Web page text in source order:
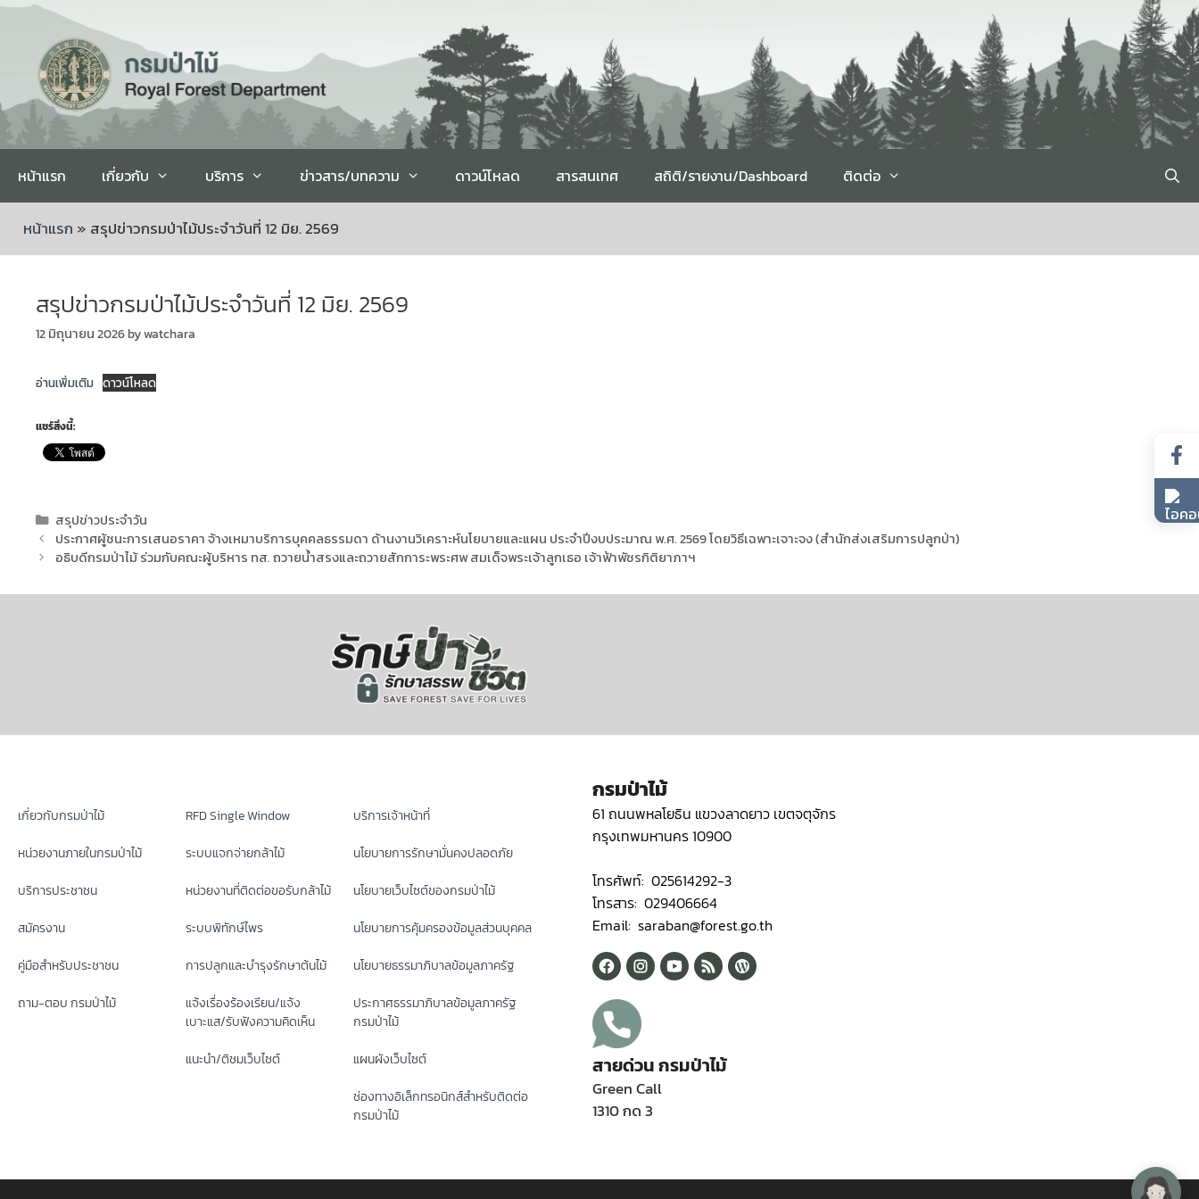
หน้าแรก เกี่ยวกับ บริการ ข่าวสาร/บทความ ดาวน์โหลด สารสนเทศ สถิติ/รายงาน/Dashboard ติดต่อ
หน้าแรก » สรุปข่าวกรมป่าไม้ประจำวันที่ 12 มิย. 2569
สรุปข่าวกรมป่าไม้ประจำวันที่ 12 มิย. 2569
12 มิถุนายน 2026bywatchara
อ่านเพิ่มเติม ดาวน์โหลด
แชร์สิ่งนี้:
สรุปข่าวประจำวัน
ประกาศผู้ชนะการเสนอราคา จ้างเหมาบริการบุคคลธรรมดา ด้านงานวิเคราะห์นโยบายและแผน ประจำปีงบประมาณ พ.ศ. 2569 โดยวิธีเฉพาะเจาะจง (สำนักส่งเสริมการปลูกป่า)
อธิบดีกรมป่าไม้ ร่วมกับคณะผู้บริหาร ทส. ถวายน้ำสรงและถวายสักการะพระศพ สมเด็จพระเจ้าลูกเธอ เจ้าฟ้าพัชรกิติยาภาฯ
เกี่ยวกับกรมป่าไม้
หน่วยงานภายในกรมป่าไม้
บริการประชาชน
สมัครงาน
คู่มือสำหรับประชาชน
ถาม-ตอบ กรมป่าไม้
RFD Single Window
ระบบแจกจ่ายกล้าไม้
หน่วยงานที่ติดต่อขอรับกล้าไม้
ระบบพิทักษ์ไพร
การปลูกและบำรุงรักษาต้นไม้
แจ้งเรื่องร้องเรียน/แจ้ง
เบาะแส/รับฟังความคิดเห็น
แนะนำ/ติชมเว็บไซต์
บริการเจ้าหน้าที่
นโยบายการรักษามั่นคงปลอดภัย
นโยบายเว็บไซต์ของกรมป่าไม้
นโยบายการคุ้มครองข้อมูลส่วนบุคคล
นโยบายธรรมาภิบาลข้อมูลภาครัฐ
ประกาศธรรมาภิบาลข้อมูลภาครัฐ
กรมป่าไม้
แผนผังเว็บไซต์
ช่องทางอิเล็กทรอนิกส์สำหรับติดต่อ
กรมป่าไม้
กรมป่าไม้
61 ถนนพหลโยธิน แขวงลาดยาว เขตจตุจักร
กรุงเทพมหานคร 10900
โทรศัพท์: 025614292-3
โทรสาร: 029406664
Email: saraban@forest.go.th
สายด่วน กรมป่าไม้
Green Call
1310 กด 3